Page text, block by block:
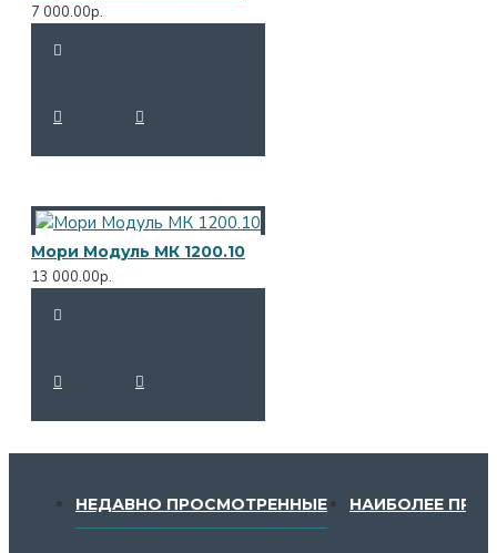
7 000.00р.
Мори Модуль МК 1200.10
13 000.00р.
НЕДАВНО ПРОСМОТРЕННЫЕ НАИБОЛЕЕ